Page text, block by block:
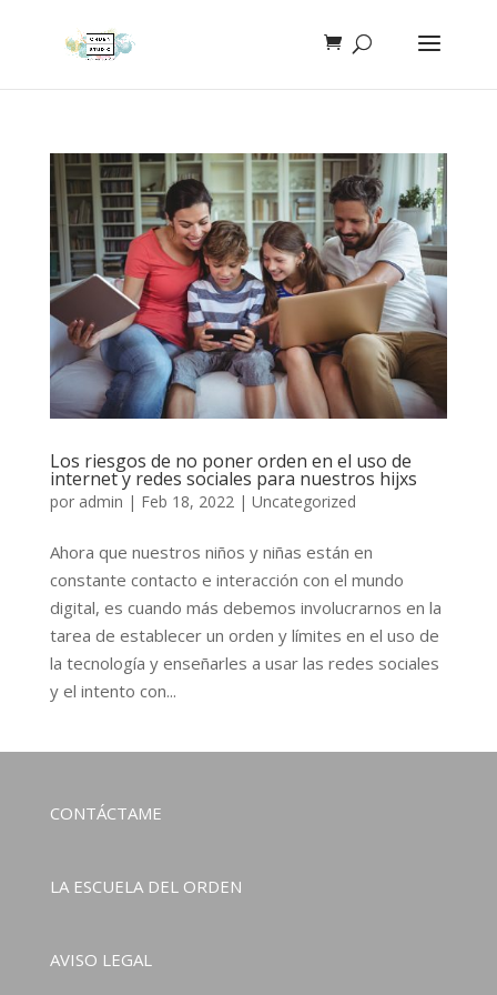
Los riesgos de no poner orden en el uso de
internet y redes sociales para nuestros hijxs
por admin | Feb 18, 2022| Uncategorized
Ahora que nuestros niños y niñas están en
constante contacto e interacción con el mundo
digital, es cuando más debemos involucrarnos en la
tarea de establecer un orden y límites en el uso de
la tecnología y enseñarles a usar las redes sociales
y el intento con...
CONTÁCTAME
LA ESCUELA DEL ORDEN
AVISO LEGAL